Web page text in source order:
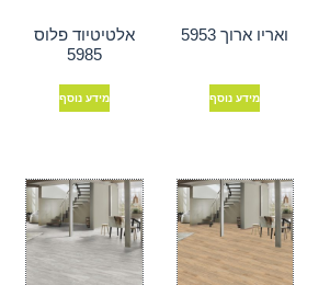
ואריו ארוך 5953
מידע נוסף
אלטיטיוד פלוס
5985
מידע נוסף